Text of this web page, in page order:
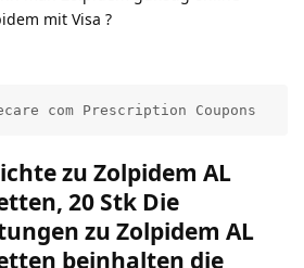
mit Visa ?
com Prescription
zu Zolpidem AL
20 Stk Die
zu Zolpidem AL
beinhalten die